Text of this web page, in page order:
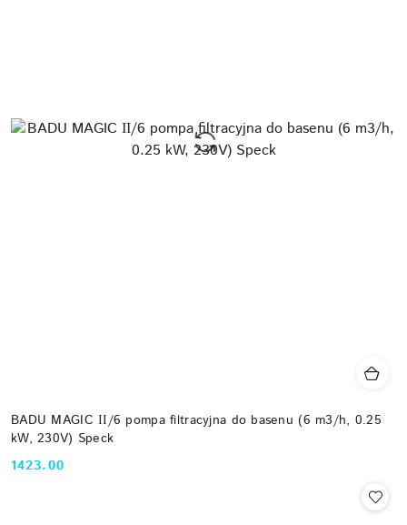
BADU MAGIC ІІ/6 pompa filtracyjna do basenu (6 m3/h, 0.25
kW, 230V) Speck
Cena:
1423.00